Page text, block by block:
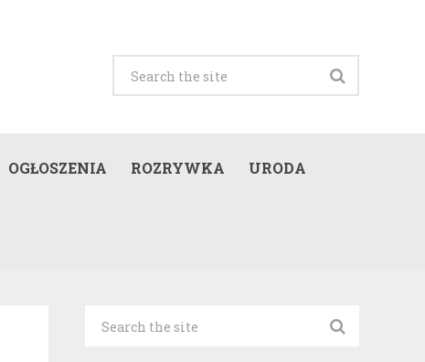
OGŁOSZENIA ROZRYWKA URODA